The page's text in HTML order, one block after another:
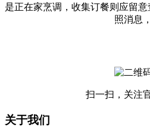
是正在家烹调，收集订餐则应留
照消息，
扫一扫，关注
关于我们